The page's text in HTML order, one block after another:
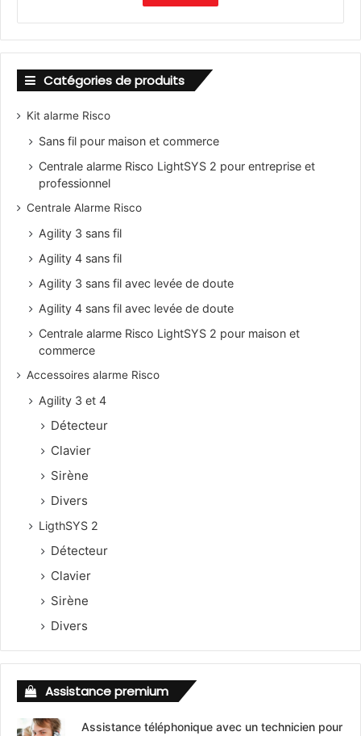
Catégories de produits
Kit alarme Risco
Sans fil pour maison et commerce
Centrale alarme Risco LightSYS 2 pour entreprise et
professionnel
Centrale Alarme Risco
Agility 3 sans fil
Agility 4 sans fil
Agility 3 sans fil avec levée de doute
Agility 4 sans fil avec levée de doute
Centrale alarme Risco LightSYS 2 pour maison et
commerce
Accessoires alarme Risco
Agility 3 et 4
Détecteur
Clavier
Sirène
Divers
LigthSYS 2
Détecteur
Clavier
Sirène
Divers
Assistance premium
Assistance téléphonique avec un technicien pour